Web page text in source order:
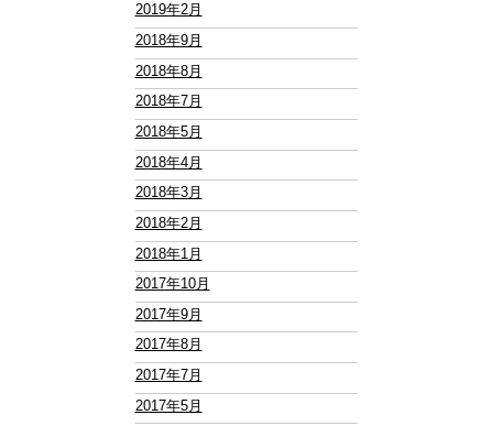
2019年2月
2018年9月
2018年8月
2018年7月
2018年5月
2018年4月
2018年3月
2018年2月
2018年1月
2017年10月
2017年9月
2017年8月
2017年7月
2017年5月